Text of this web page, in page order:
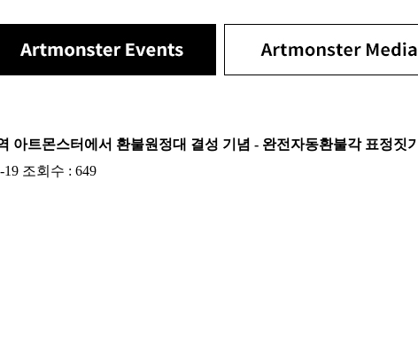
아트몬스터에서 환불원정대 결성 기념 - 완전자동환불각 표정짓
19 조회수 : 649